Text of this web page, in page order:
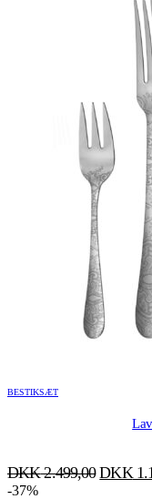
BESTIKSÆT
DKK2.499,00Den
DKK
-37%